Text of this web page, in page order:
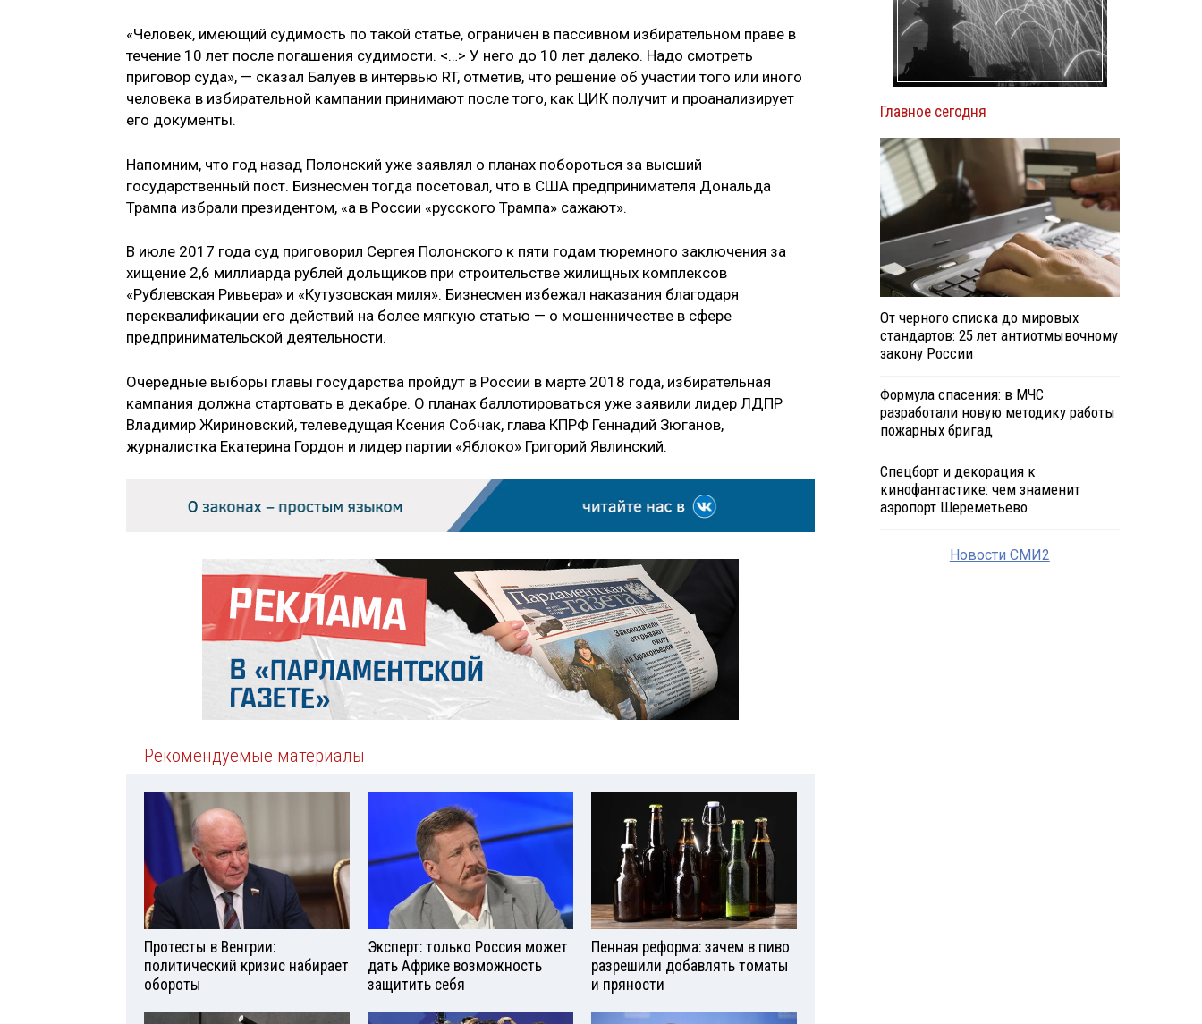
«Человек, имеющий судимость по такой статье, ограничен в пассивном избирательном праве в
течение 10 лет после погашения судимости. <…> У него до 10 лет далеко. Надо смотреть
приговор суда», — сказал Балуев в интервью RT, отметив, что решение об участии того или иного
человека в избирательной кампании принимают после того, как ЦИК получит и проанализирует
его документы.
Напомним, что год назад Полонский уже заявлял о планах побороться за высший
государственный пост. Бизнесмен тогда посетовал, что в США предпринимателя Дональда
Трампа избрали президентом, «а в России «русского Трампа» сажают».
В июле 2017 года суд приговорил Сергея Полонского к пяти годам тюремного заключения за
хищение 2,6 миллиарда рублей дольщиков при строительстве жилищных комплексов
«Рублевская Ривьера» и «Кутузовская миля». Бизнесмен избежал наказания благодаря
переквалификации его действий на более мягкую статью — о мошенничестве в сфере
предпринимательской деятельности.
Очередные выборы главы государства пройдут в России в марте 2018 года, избирательная
кампания должна стартовать в декабре. О планах баллотироваться уже заявили лидер ЛДПР
Владимир Жириновский, телеведущая Ксения Собчак, глава КПРФ Геннадий Зюганов,
журналистка Екатерина Гордон и лидер партии «Яблоко» Григорий Явлинский.
Рекомендуемые материалы
Протесты в Венгрии:
политический кризис набирает
обороты
Эксперт: только Россия может
дать Африке возможность
защитить себя
Пенная реформа: зачем в пиво
разрешили добавлять томаты
и пряности
Главное сегодня
От черного списка до мировых
стандартов: 25 лет антиотмывочному
закону России
Формула спасения: в МЧС
разработали новую методику работы
пожарных бригад
Спецборт и декорация к
кинофантастике: чем знаменит
аэропорт Шереметьево
Новости СМИ2